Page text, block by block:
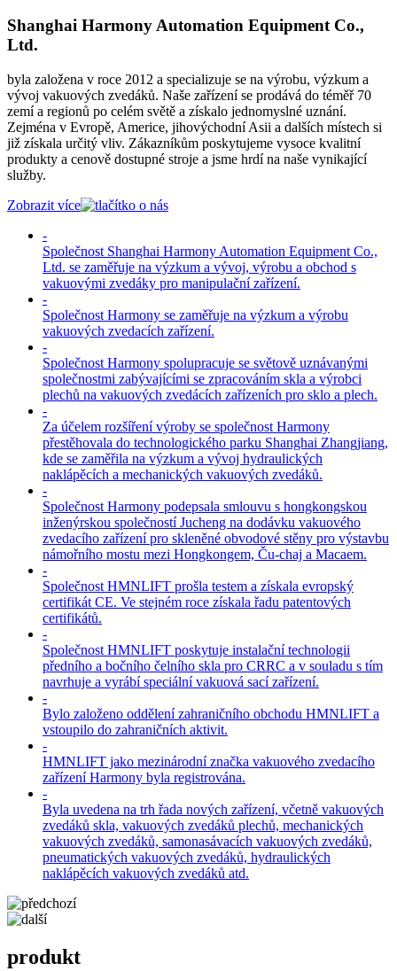
Shanghai Harmony Automation Equipment Co.,
Ltd.
byla založena v roce 2012 a specializuje se na výrobu, výzkum a
vývoj vakuových zvedáků. Naše zařízení se prodává do téměř 70
zemí a regionů po celém světě a získalo jednomyslné uznání.
Zejména v Evropě, Americe, jihovýchodní Asii a dalších místech si
již získala určitý vliv. Zákazníkům poskytujeme vysoce kvalitní
produkty a cenově dostupné stroje a jsme hrdí na naše vynikající
služby.
Zobrazit více
-
Společnost Shanghai Harmony Automation Equipment Co.,
Ltd. se zaměřuje na výzkum a vývoj, výrobu a obchod s
vakuovými zvedáky pro manipulační zařízení.
-
Společnost Harmony se zaměřuje na výzkum a výrobu
vakuových zvedacích zařízení.
-
Společnost Harmony spolupracuje se světově uznávanými
společnostmi zabývajícími se zpracováním skla a výrobci
plechů na vakuových zvedácích zařízeních pro sklo a plech.
-
Za účelem rozšíření výroby se společnost Harmony
přestěhovala do technologického parku Shanghai Zhangjiang,
kde se zaměřila na výzkum a vývoj hydraulických
naklápěcích a mechanických vakuových zvedáků.
-
Společnost Harmony podepsala smlouvu s hongkongskou
inženýrskou společností Jucheng na dodávku vakuového
zvedacího zařízení pro skleněné obvodové stěny pro výstavbu
námořního mostu mezi Hongkongem, Ču-chaj a Macaem.
-
Společnost HMNLIFT prošla testem a získala evropský
certifikát CE. Ve stejném roce získala řadu patentových
certifikátů.
-
Společnost HMNLIFT poskytuje instalační technologii
předního a bočního čelního skla pro CRRC a v souladu s tím
navrhuje a vyrábí speciální vakuová sací zařízení.
-
Bylo založeno oddělení zahraničního obchodu HMNLIFT a
vstoupilo do zahraničních aktivit.
-
HMNLIFT jako mezinárodní značka vakuového zvedacího
zařízení Harmony byla registrována.
-
Byla uvedena na trh řada nových zařízení, včetně vakuových
zvedáků skla, vakuových zvedáků plechů, mechanických
vakuových zvedáků, samonasávacích vakuových zvedáků,
pneumatických vakuových zvedáků, hydraulických
naklápěcích vakuových zvedáků atd.
produkt